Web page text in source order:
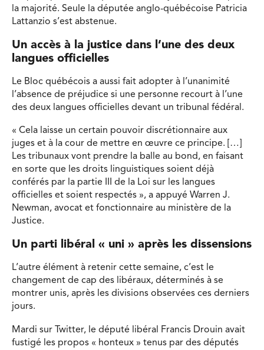
la majorité. Seule la députée anglo-québécoise Patricia
Lattanzio s’est abstenue.
Un accès à la justice dans l’une des deux
langues officielles
Le Bloc québécois a aussi fait adopter à l’unanimité
l’absence de préjudice si une personne recourt à l’une
des deux langues officielles devant un tribunal fédéral.
« Cela laisse un certain pouvoir discrétionnaire aux
juges et à la cour de mettre en œuvre ce principe. […]
Les tribunaux vont prendre la balle au bond, en faisant
en sorte que les droits linguistiques soient déjà
conférés par la partie III de la Loi sur les langues
officielles et soient respectés », a appuyé Warren J.
Newman, avocat et fonctionnaire au ministère de la
Justice.
Un parti libéral « uni » après les dissensions
L’autre élément à retenir cette semaine, c’est le
changement de cap des libéraux, déterminés à se
montrer unis, après les divisions observées ces derniers
jours.
Mardi sur Twitter, le député libéral Francis Drouin avait
fustigé les propos « honteux » tenus par des députés